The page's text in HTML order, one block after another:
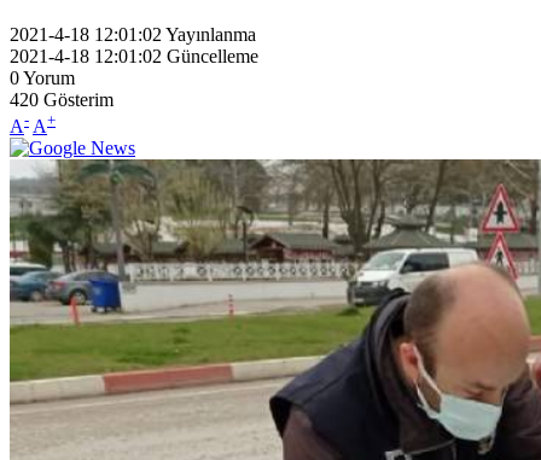
2021-4-18 12:01:02 Yayınlanma
2021-4-18 12:01:02 Güncelleme
0Yorum
420 Gösterim
A- A+